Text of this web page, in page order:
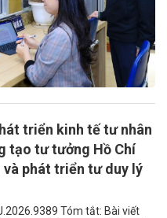
triển kinh tế tư nhân
tạo tư tưởng Hồ Chí
phát triển tư duy lý
Tóm tắt: Bài viết